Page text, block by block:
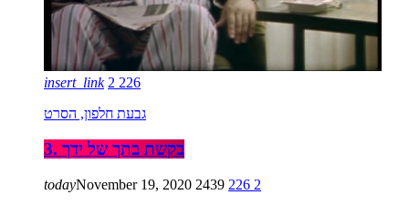
insert_link 2 226
גבעת חלפון, הסרט
3. בקשת בתך של ידך
todayNovember 19, 2020 2439 226 2